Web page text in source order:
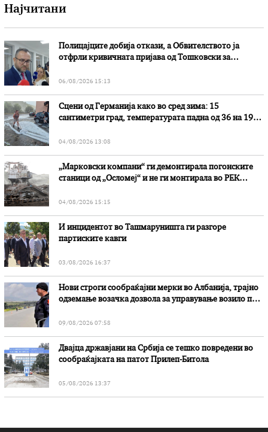
Најчитани
Полицајците добија откази, а Обвителството ја
отфрли кривичната пријава од Тошковски за
06/08/2026 15:13
Сцени од Германија како во сред зима: 15
сантиметри град, температурата падна од 36 на 19
04/08/2026 13:08
„Марковски компани“ ги демонтирала погонските
станици од „Осломеј“ и не ги монтирала во РЕК
04/08/2026 15:15
И инцидентот во Ташмаруништa ги разгоре
партиските кавги
03/08/2026 16:37
Нови строги сообраќајни мерки во Aлбанија, трајно
одземање возачка дозвола за управување возило под
09/08/2026 07:58
Двајца државјани на Србија се тешко повредени во
сообраќајката на патот Прилеп-Битола
05/08/2026 13:37